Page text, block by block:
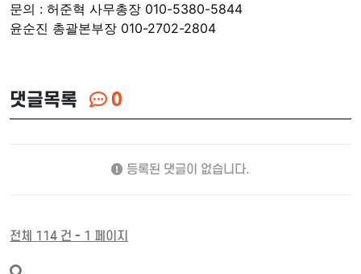
문의 : 허준혁 사무총장 010-5380-5844
윤순진 총괄본부장 010-2702-2804
댓글목록 0
등록된 댓글이 없습니다.
전체 114 건 - 1 페이지